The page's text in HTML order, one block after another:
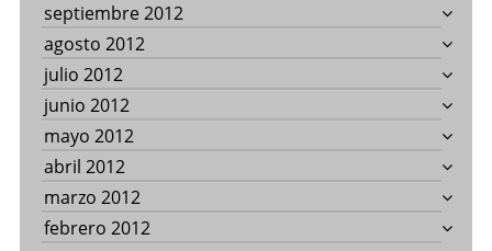
septiembre 2012
agosto 2012
julio 2012
junio 2012
mayo 2012
abril 2012
marzo 2012
febrero 2012